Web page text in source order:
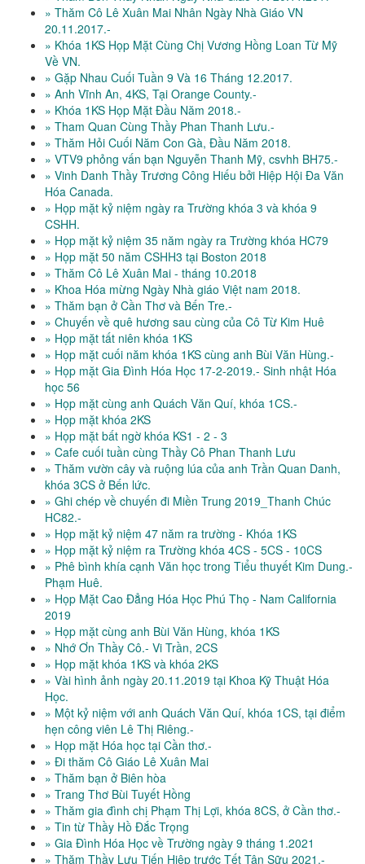
» Thăm Cô Lê Xuân Mai Nhân Ngày Nhà Giáo VN
20.11.2017.-
» Khóa 1KS Họp Mặt Cùng Chị Vương Hồng Loan Từ Mỹ
Về VN.
» Gặp Nhau Cuối Tuần 9 Và 16 Tháng 12.2017.
» Anh Vĩnh An, 4KS, Tại Orange County.-
» Khóa 1KS Họp Mặt Đầu Năm 2018.-
» Tham Quan Cùng Thầy Phan Thanh Lưu.-
» Thăm Hỏi Cuối Năm Con Gà, Đầu Năm 2018.
» VTV9 phỏng vấn bạn Nguyễn Thanh Mỹ, csvhh BH75.-
» Vinh Danh Thầy Trương Công Hiếu bởi Hiệp Hội Đa Văn
Hóa Canada.
» Họp mặt kỷ niệm ngày ra Trường khóa 3 và khóa 9
CSHH.
» Họp mặt kỷ niệm 35 năm ngày ra Trường khóa HC79
» Họp mặt 50 năm CSHH3 tại Boston 2018
» Thăm Cô Lê Xuân Mai - tháng 10.2018
» Khoa Hóa mừng Ngày Nhà giáo Việt nam 2018.
» Thăm bạn ở Cần Thơ và Bến Tre.-
» Chuyến về quê hương sau cùng của Cô Từ Kim Huê
» Họp mặt tất niên khóa 1KS
» Họp mặt cuối năm khóa 1KS cùng anh Bùi Văn Hùng.-
» Họp mặt Gia Đình Hóa Học 17-2-2019.- Sinh nhật Hóa
học 56
» Họp mặt cùng anh Quách Văn Quí, khóa 1CS.-
» Họp mặt khóa 2KS
» Họp mặt bất ngờ khóa KS1 - 2 - 3
» Cafe cuối tuần cùng Thầy Cô Phan Thanh Lưu
» Thăm vườn cây và ruộng lúa của anh Trần Quan Danh,
khóa 3CS ở Bến lức.
» Ghi chép về chuyến đi Miền Trung 2019_Thanh Chúc
HC82.-
» Họp mặt kỷ niệm 47 năm ra trường - Khóa 1KS
» Họp mặt kỷ niệm ra Trường khóa 4CS - 5CS - 10CS
» Phê bình khía cạnh Văn học trong Tiểu thuyết Kim Dung.-
Phạm Huê.
» Họp Mặt Cao Đẳng Hóa Học Phú Thọ - Nam California
2019
» Họp mặt cùng anh Bùi Văn Hùng, khóa 1KS
» Nhớ Ơn Thầy Cô.- Vi Trần, 2CS
» Họp mặt khóa 1KS và khóa 2KS
» Vài hình ảnh ngày 20.11.2019 tại Khoa Kỹ Thuật Hóa
Học.
» Một kỷ niệm với anh Quách Văn Quí, khóa 1CS, tại điểm
hẹn công viên Lê Thị Riêng.-
» Họp mặt Hóa học tại Cần thơ.-
» Đi thăm Cô Giáo Lê Xuân Mai
» Thăm bạn ở Biên hòa
» Trang Thơ Bùi Tuyết Hồng
» Thăm gia đình chị Phạm Thị Lợi, khóa 8CS, ở Cần thơ.-
» Tin từ Thầy Hồ Đắc Trọng
» Gia Đình Hóa Học về Trường ngày 9 tháng 1.2021
» Thăm Thầy Lưu Tiến Hiệp trước Tết Tân Sữu 2021.-